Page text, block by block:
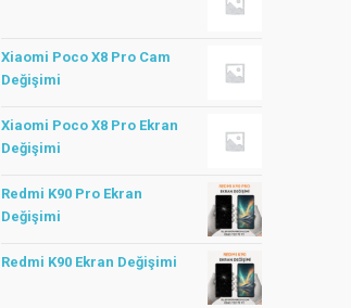
Xiaomi Poco X8 Pro Cam
Değişimi
Xiaomi Poco X8 Pro Ekran
Değişimi
Redmi K90 Pro Ekran
Değişimi
Redmi K90 Ekran Değişimi